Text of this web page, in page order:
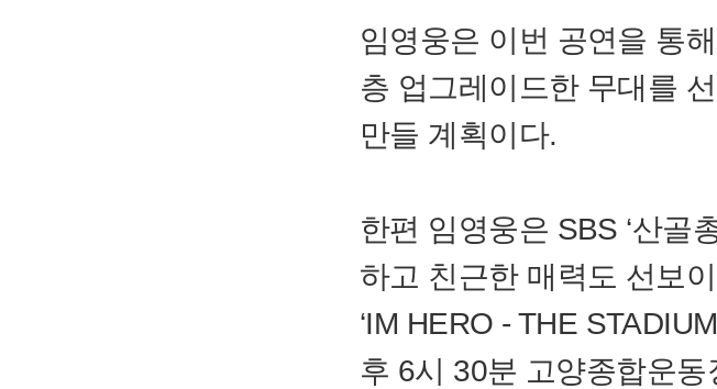
임영웅은 이번 공연을 통
층 업그레이드한 무대를
만들 계획이다.
한편 임영웅은 SBS ‘산골
하고 친근한 매력도 선보
‘IM HERO - THE
후 6시 30분 고양종합운